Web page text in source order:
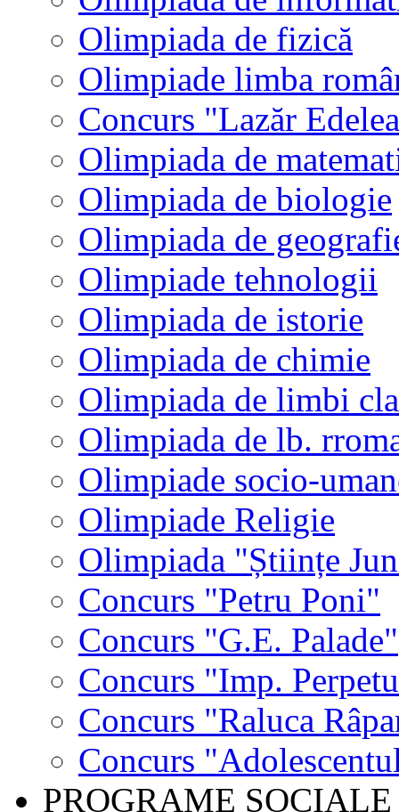
Olimpiada de fizică
Olimpiade limba
Concurs "Lazăr
Olimpiada de
Olimpiada de biologie
Olimpiada de
Olimpiade tehnologii
Olimpiada de istorie
Olimpiada de chimie
Olimpiada de limbi
Olimpiada de lb.
Olimpiade socio-
Olimpiade Religie
Olimpiada "Științe
Concurs "Petru Poni"
Concurs "G.E. Palade"
Concurs "Imp.
Concurs "Raluca
Concurs
PROGRAME SOCIALE